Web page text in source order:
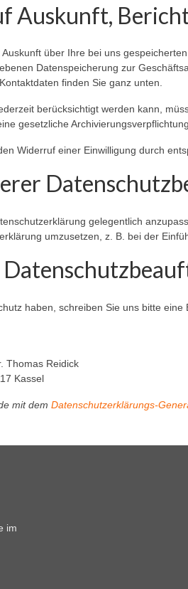
Auskunft,
über Ihre bei uns
Datenspeicherung zur
finden Sie ganz unten.
berücksichtigt werden kann,
gesetzliche
Widerruf einer Einwilligung durch
gelegentlich
umzusetzen, z. B. bei der
haben, schreiben Sie uns bitte eine
Tho­mas Rei­dick
Kas­sel
mit dem Datenschutzerklärungs-
im